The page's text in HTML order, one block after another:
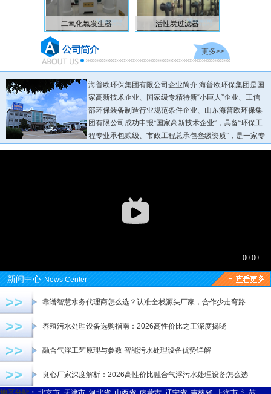
活性炭过滤器 浅层气浮机
更多>>
海普欧环保集团有限公司企业简介 海普欧环保集团是国
家高新技术企业、国家级专精特新“小巨人”企业、工信
部环保装备制造行业规范条件企业、山东海普欧环保集
团有限公司成功申报“国家高新技术企业”，具备“环保工
程专业承包贰级、市政工程总承包叁级资质”，是一家专
业从事各种环保设备研发生产销售为一体的现代化三A企业...
新闻中心 News Center
>> 靠谱智慧水务代理商怎么选？认准全栈源头厂家，合作少走弯路
>> 养殖污水处理设备选购指南：2026高性价比之王深度揭晓
>> 融合气浮工艺原理与参数 智能污水处理设备优势详解
>> 良心厂家深度解析：2026高性价比融合气浮污水处理设备怎么选